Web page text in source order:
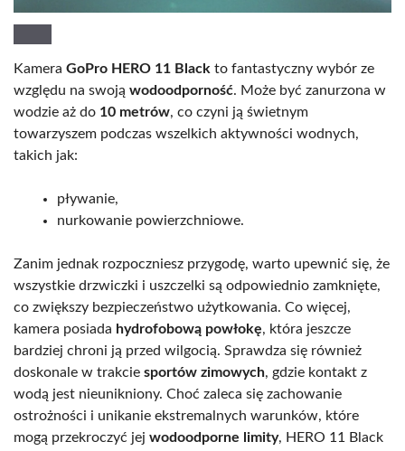
Kamera GoPro HERO 11 Black to fantastyczny wybór ze
względu na swoją wodoodporność. Może być zanurzona w
wodzie aż do 10 metrów, co czyni ją świetnym
towarzyszem podczas wszelkich aktywności wodnych,
takich jak:
pływanie,
nurkowanie powierzchniowe.
Zanim jednak rozpoczniesz przygodę, warto upewnić się, że
wszystkie drzwiczki i uszczelki są odpowiednio zamknięte,
co zwiększy bezpieczeństwo użytkowania. Co więcej,
kamera posiada hydrofobową powłokę, która jeszcze
bardziej chroni ją przed wilgocią. Sprawdza się również
doskonale w trakcie sportów zimowych, gdzie kontakt z
wodą jest nieunikniony. Choć zaleca się zachowanie
ostrożności i unikanie ekstremalnych warunków, które
mogą przekroczyć jej wodoodporne limity, HERO 11 Black